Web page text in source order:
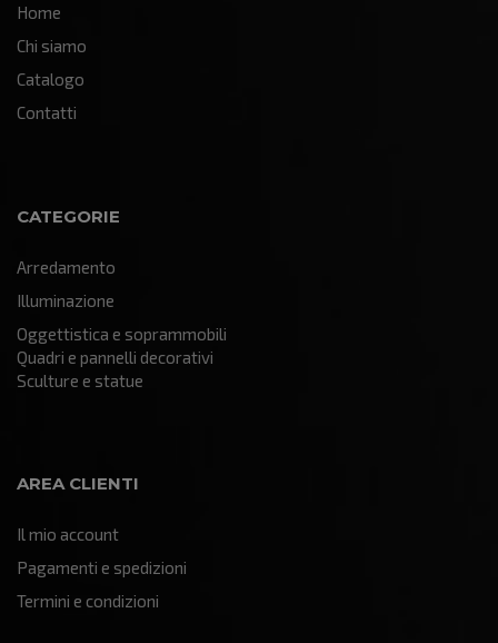
Home
Chi siamo
Catalogo
Contatti
CATEGORIE
Arredamento
Illuminazione
Oggettistica e soprammobili
Quadri e pannelli decorativi
Sculture e statue
AREA CLIENTI
Il mio account
Pagamenti e spedizioni
Termini e condizioni